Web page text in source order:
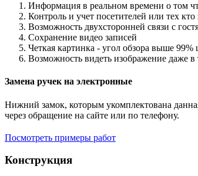
Информация в реальном времени о том
Контроль и учет посетителей или тех
Возможность двухсторонней связи с
Сохранение видео записей
Четкая картинка - угол обзора выше 99%
Возможность видеть изображение даже в
Замена ручек на электронные
Нижний замок, которым укомплектована
через обращение на сайте или по телефону.
Посмотреть примеры работ
Конструкция